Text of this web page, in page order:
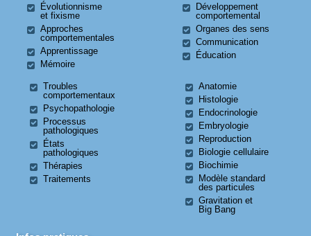
Évolutionnisme
et fixisme
Approches
comportementales
Apprentissage
Mémoire
Développement
comportemental
Organes des sens
Communication
Éducation
Troubles
comportementaux
Psychopathologie
Processus
pathologiques
États
pathologiques
Thérapies
Traitements
Anatomie
Histologie
Endocrinologie
Embryologie
Reproduction
Biologie cellulaire
Biochimie
Modèle standard
des particules
Gravitation et
Big Bang